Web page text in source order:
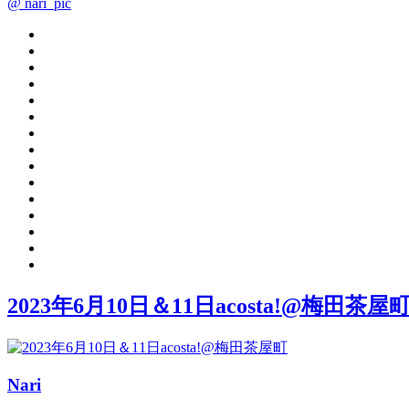
@ nari_pic
2023年6月10日＆11日acosta!@梅田茶屋
Nari